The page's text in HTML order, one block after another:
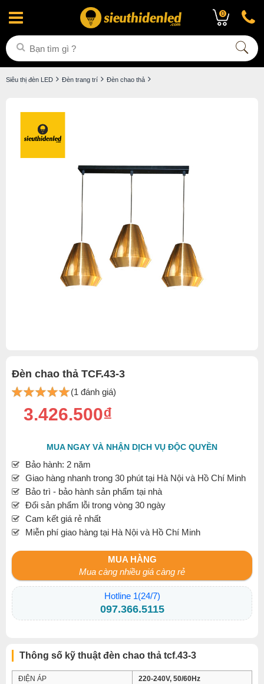
0
Siêu thị đèn LED Đèn trang trí Đèn chao thả
Đèn chao thả TCF.43-3
(1 đánh giá)
3.426.500₫
MUA NGAY VÀ NHẬN DỊCH VỤ ĐỘC QUYỀN
Bảo hành: 2 năm
Giao hàng nhanh trong 30 phút tại Hà Nội và Hồ Chí Minh
Bảo trì - bảo hành sản phẩm tại nhà
Đổi sản phẩm lỗi trong vòng 30 ngày
Cam kết giá rẻ nhất
Miễn phí giao hàng tại Hà Nội và Hồ Chí Minh
MUA HÀNG
Mua càng nhiều giá càng rẻ
Hotline 1(24/7)
097.366.5115
Thông số kỹ thuật đèn chao thả tcf.43-3
ĐIỆN ÁP 220-240V, 50/60Hz